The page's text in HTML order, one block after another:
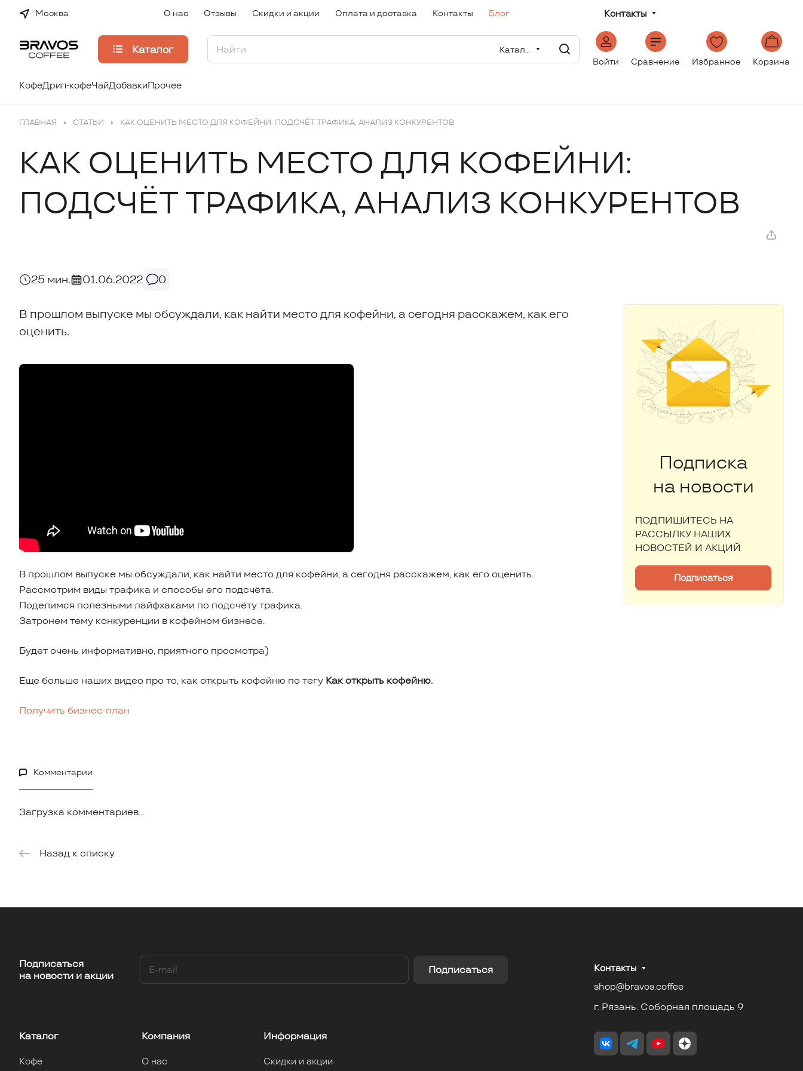
Москва О нас Отзывы Скидки и акции Оплата и доставка Контакты Блог Контакты
Каталог
Каталог
Войти
Сравнение Избранное Корзина
КофеДрип-кофеЧайДобавкиПрочее
ГЛАВНАЯ СТАТЬИ КАК ОЦЕНИТЬ МЕСТО ДЛЯ КОФЕЙНИ: ПОДСЧЁТ ТРАФИКА, АНАЛИЗ КОНКУРЕНТОВ
КАК ОЦЕНИТЬ МЕСТО ДЛЯ КОФЕЙНИ:
ПОДСЧЁТ ТРАФИКА, АНАЛИЗ КОНКУРЕНТОВ
25 мин. 01.06.2022 0
В прошлом выпуске мы обсуждали, как найти место для кофейни, а сегодня расскажем, как его
оценить.
В прошлом выпуске мы обсуждали, как найти место для кофейни, а сегодня расскажем, как его оценить.
Рассмотрим виды трафика и способы его подсчёта.
Поделимся полезными лайфхаками по подсчёту трафика.
Затронем тему конкуренции в кофейном бизнесе.
Будет очень информативно, приятного просмотра)
Еще больше наших видео про то, как открыть кофейню по тегу Как открыть кофейню.
Получить бизнес-план
Комментарии
Загрузка комментариев...
Назад к списку
Подписка
на новости
ПОДПИШИТЕСЬ НА
РАССЫЛКУ НАШИХ
НОВОСТЕЙ И АКЦИЙ
Подписаться
Подписаться
на новости и акции
Подписаться
Каталог
Кофе
Компания
О нас
Информация
Скидки и акции
Контакты
shop@bravos.coffee
г. Рязань. Соборная площадь 9